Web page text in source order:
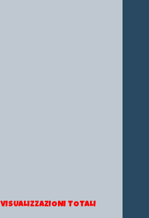
VISUALIZZAZIONI TOTALI